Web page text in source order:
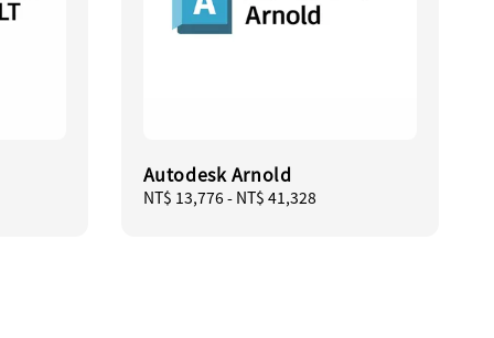
Autodesk Arnold
Regular
NT$ 13,776 - NT$ 41,328